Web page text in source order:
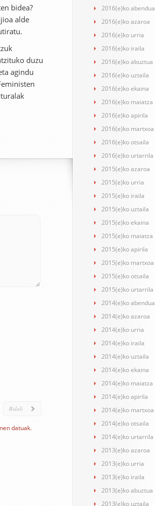
bidea?
alde
duzu
agindu
datuak.
2016(e)ko abendua
2016(e)ko azaroa
2016(e)ko urria
2016(e)ko iraila
2016(e)ko abuztua
2016(e)ko uztaila
2016(e)ko ekaina
2016(e)ko maiatza
2016(e)ko apirila
2016(e)ko martxoa
2016(e)ko otsaila
2016(e)ko urtarrila
2015(e)ko azaroa
2015(e)ko urria
2015(e)ko iraila
2015(e)ko uztaila
2015(e)ko ekaina
2015(e)ko maiatza
2015(e)ko apirila
2015(e)ko martxoa
2015(e)ko otsaila
2015(e)ko urtarrila
2014(e)ko abendua
2014(e)ko azaroa
2014(e)ko urria
2014(e)ko iraila
2014(e)ko uztaila
2014(e)ko ekaina
2014(e)ko maiatza
2014(e)ko apirila
2014(e)ko martxoa
2014(e)ko otsaila
2014(e)ko urtarrila
2013(e)ko azaroa
2013(e)ko urria
2013(e)ko iraila
2013(e)ko abuztua
2013(e)ko uztaila